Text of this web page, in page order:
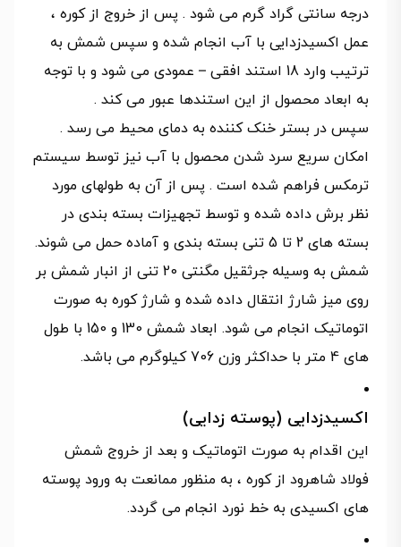
درجه سانتی گراد گرم می شود . پس از خروج از کوره ،
عمل اکسیدزدایی با آب انجام شده و سپس شمش به
ترتیب وارد 18 استند افقی – عمودی می شود و با توجه
به ابعاد محصول از این استندها عبور می کند .
سپس در بستر خنک کننده به دمای محیط می رسد .
امکان سریع سرد شدن محصول با آب نیز توسط سیستم
ترمکس فراهم شده است . پس از آن به طولهای مورد
نظر برش داده شده و توسط تجهیزات بسته بندی در
بسته های 2 تا 5 تنی بسته بندی و آماده حمل می شوند.
شمش به وسیله جرثقیل مگنتی 20 تنی از انبار شمش بر
روی میز شارژ انتقال داده شده و شارژ کوره به صورت
اتوماتیک انجام می شود. ابعاد شمش 130 و 150 با طول
های 4 متر با حداکثر وزن 706 کیلوگرم می باشد.
اکسیدزدایی (پوسته زدایی)
این اقدام به صورت اتوماتیک و بعد از خروج شمش
فولاد شاهرود از کوره ، به منظور ممانعت به ورود پوسته
های اکسیدی به خط نورد انجام می گردد.